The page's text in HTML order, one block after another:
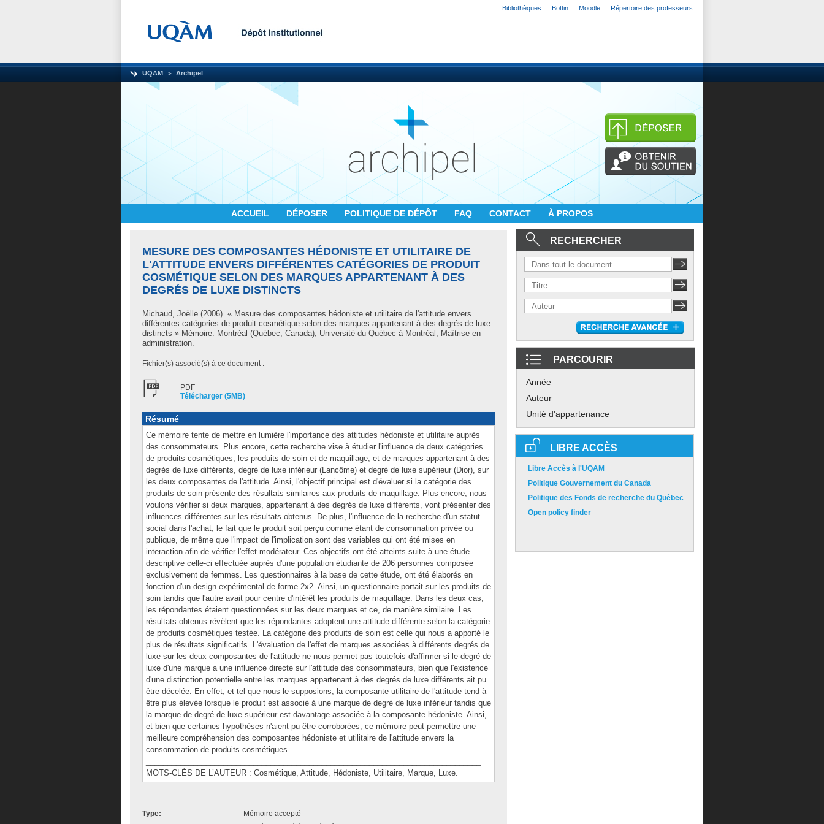
Bibliothèques Bottin Moodle Répertoire des professeurs
UQAM Archipel
ACCUEIL DÉPOSER POLITIQUE DE DÉPÔT FAQ CONTACT À PROPOS
MESURE DES COMPOSANTES HÉDONISTE ET UTILITAIRE DE
L'ATTITUDE ENVERS DIFFÉRENTES CATÉGORIES DE PRODUIT
COSMÉTIQUE SELON DES MARQUES APPARTENANT À DES
DEGRÉS DE LUXE DISTINCTS
Michaud, Joëlle (2006). « Mesure des composantes hédoniste et utilitaire de l'attitude envers
différentes catégories de produit cosmétique selon des marques appartenant à des degrés de luxe
distincts » Mémoire. Montréal (Québec, Canada), Université du Québec à Montréal, Maîtrise en
administration.
Fichier(s) associé(s) à ce document :
PDF
Télécharger (5MB)
Résumé
Ce mémoire tente de mettre en lumière l'importance des attitudes hédoniste et utilitaire auprès
des consommateurs. Plus encore, cette recherche vise à étudier l'influence de deux catégories
de produits cosmétiques, les produits de soin et de maquillage, et de marques appartenant à des
degrés de luxe différents, degré de luxe inférieur (Lancôme) et degré de luxe supérieur (Dior), sur
les deux composantes de l'attitude. Ainsi, l'objectif principal est d'évaluer si la catégorie des
produits de soin présente des résultats similaires aux produits de maquillage. Plus encore, nous
voulons vérifier si deux marques, appartenant à des degrés de luxe différents, vont présenter des
influences différentes sur les résultats obtenus. De plus, l'influence de la recherche d'un statut
social dans l'achat, le fait que le produit soit perçu comme étant de consommation privée ou
publique, de même que l'impact de l'implication sont des variables qui ont été mises en
interaction afin de vérifier l'effet modérateur. Ces objectifs ont été atteints suite à une étude
descriptive celle-ci effectuée auprès d'une population étudiante de 206 personnes composée
exclusivement de femmes. Les questionnaires à la base de cette étude, ont été élaborés en
fonction d'un design expérimental de forme 2x2. Ainsi, un questionnaire portait sur les produits de
soin tandis que l'autre avait pour centre d'intérêt les produits de maquillage. Dans les deux cas,
les répondantes étaient questionnées sur les deux marques et ce, de manière similaire. Les
résultats obtenus révèlent que les répondantes adoptent une attitude différente selon la catégorie
de produits cosmétiques testée. La catégorie des produits de soin est celle qui nous a apporté le
plus de résultats significatifs. L'évaluation de l'effet de marques associées à différents degrés de
luxe sur les deux composantes de l'attitude ne nous permet pas toutefois d'affirmer si le degré de
luxe d'une marque a une influence directe sur l'attitude des consommateurs, bien que l'existence
d'une distinction potentielle entre les marques appartenant à des degrés de luxe différents ait pu
être décelée. En effet, et tel que nous le supposions, la composante utilitaire de l'attitude tend à
être plus élevée lorsque le produit est associé à une marque de degré de luxe inférieur tandis que
la marque de degré de luxe supérieur est davantage associée à la composante hédoniste. Ainsi,
et bien que certaines hypothèses n'aient pu être corroborées, ce mémoire peut permettre une
meilleure compréhension des composantes hédoniste et utilitaire de l'attitude envers la
consommation de produits cosmétiques.
MOTS-CLÉS DE L’AUTEUR : Cosmétique, Attitude, Hédoniste, Utilitaire, Marque, Luxe.
Type:
Mémoire accepté
RECHERCHER
PARCOURIR
Année
Auteur
Unité d'appartenance
LIBRE ACCÈS
Libre Accès à l'UQAM
Politique Gouvernement du Canada
Politique des Fonds de recherche du Québec
Open policy finder